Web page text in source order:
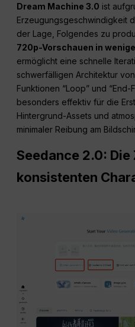
Dream Machine 3.0 ist
Erzeugungsgeschwindigkeit
der Lage, Folgendes zu
720p-Vorschauen in
ermöglicht eine schnelle
schwerfälligen Architektur
Funktionen “Loop” und “End-
besonders effektiv für die
Hintergrund-Assets und
minimaler Reibung am
Seedance 2.0:
konsistenten